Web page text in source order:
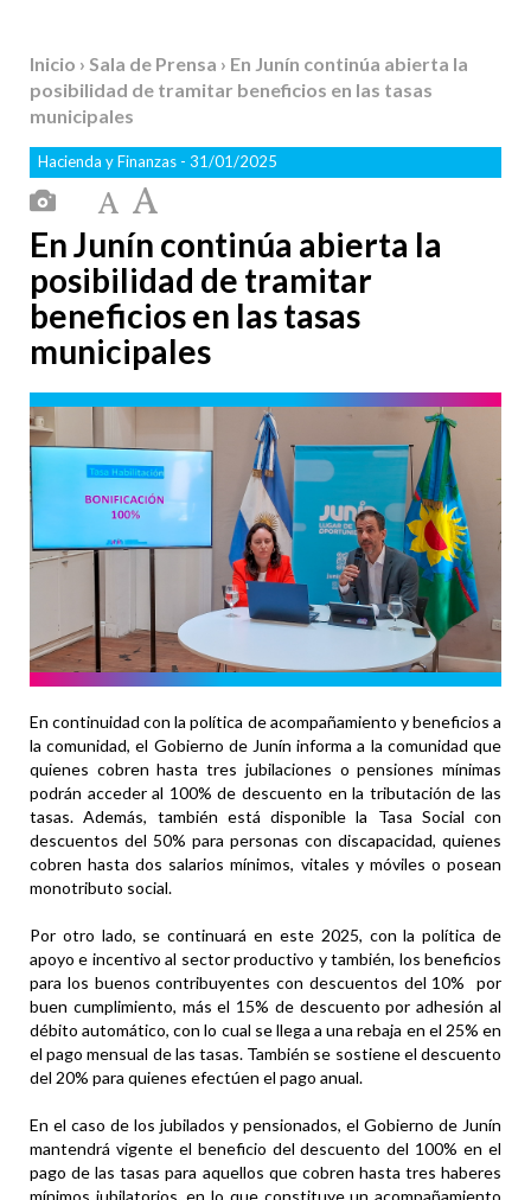
Inicio › Sala de Prensa › En Junín continúa abierta la
posibilidad de tramitar beneficios en las tasas
municipales
Hacienda y Finanzas - 31/01/2025
En Junín continúa abierta la
posibilidad de tramitar
beneficios en las tasas
municipales
En continuidad con la política de acompañamiento y beneficios a
la comunidad, el Gobierno de Junín informa a la comunidad que
quienes cobren hasta tres jubilaciones o pensiones mínimas
podrán acceder al 100% de descuento en la tributación de las
tasas. Además, también está disponible la Tasa Social con
descuentos del 50% para personas con discapacidad, quienes
cobren hasta dos salarios mínimos, vitales y móviles o posean
monotributo social.
Por otro lado, se continuará en este 2025, con la política de
apoyo e incentivo al sector productivo y también, los beneficios
para los buenos contribuyentes con descuentos del 10% por
buen cumplimiento, más el 15% de descuento por adhesión al
débito automático, con lo cual se llega a una rebaja en el 25% en
el pago mensual de las tasas. También se sostiene el descuento
del 20% para quienes efectúen el pago anual.
En el caso de los jubilados y pensionados, el Gobierno de Junín
mantendrá vigente el beneficio del descuento del 100% en el
pago de las tasas para aquellos que cobren hasta tres haberes
mínimos jubilatorios, en lo que constituye un acompañamiento